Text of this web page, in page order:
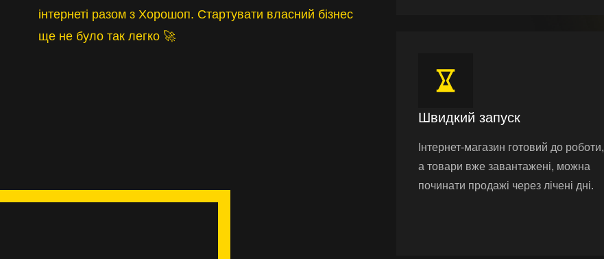
інтернеті разом з Хорошоп. Стартувати власний бізнес
ще не було так легко 🚀
Швидкий запуск
Інтернет-магазин готовий до роботи,
а товари вже завантажені, можна
починати продажі через лічені дні.